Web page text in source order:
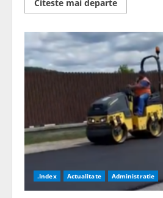
Citeste mai departe
more
europene
pentru
comunitate:
Blocul
4
pe
Bulevardul
Păcii
din
Lupeni
intră
în
linie
finalizarea
lucrărilor
de
.Index Actualitate Administratie